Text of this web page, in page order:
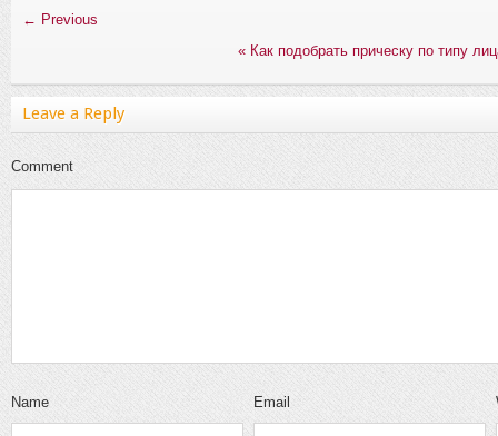
← Previous
« Как подобрать прическу по типу
Leave a Reply
Comment
Name Email